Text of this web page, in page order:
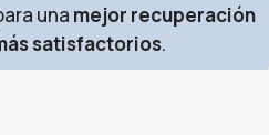
una mejor recuperación
satisfactorios.